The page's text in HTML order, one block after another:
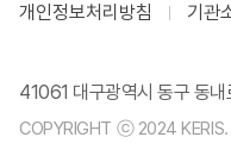
개인정보처리방침 기관
41061 대구광역시 동구 동
COPYRIGHT ⓒ 2024 KERIS.